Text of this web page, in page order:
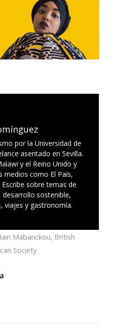
por la Universidad de
asentado en Sevilla.
y el Reino Unido y
medios como El País,
sobre temas de
desarrollo sostenible,
viajes y gastronomía.
Mabanckou, British
Society